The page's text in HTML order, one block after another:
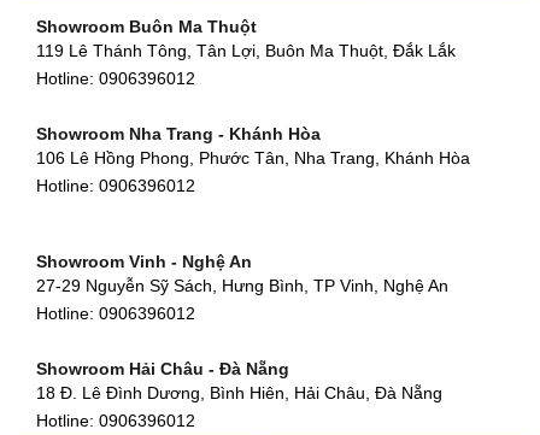
Showroom Thuận An - Bình Dương
Showroom Quận 11 - TP. HCM
Showroom Quận 4 - TP. HCM
127 Khánh Hội, Phường 3, Quận 4,TP. HCM
Showroom Quận 7 - TP. HCM
877 Huỳnh Tấn Phát, Phú Thuận, Quận 7, TP HCM
Showroom Buôn Ma Thuột
119 Lê Thánh Tông, Tân Lợi, Buôn Ma Thuột, Đắk Lắk
Hotline: 0906396012
Showroom Nha Trang - Khánh Hòa
106 Lê Hồng Phong, Phước Tân, Nha Trang, Khánh Hòa
Hotline: 0906396012
Showroom Vinh - Nghệ An
27-29 Nguyễn Sỹ Sách, Hưng Bình, TP Vinh, Nghệ An
Hotline: 0906396012
Showroom Hải Châu - Đà Nẵng
18 Đ. Lê Đình Dương, Bình Hiên, Hải Châu, Đà Nẵng
Hotline: 0906396012